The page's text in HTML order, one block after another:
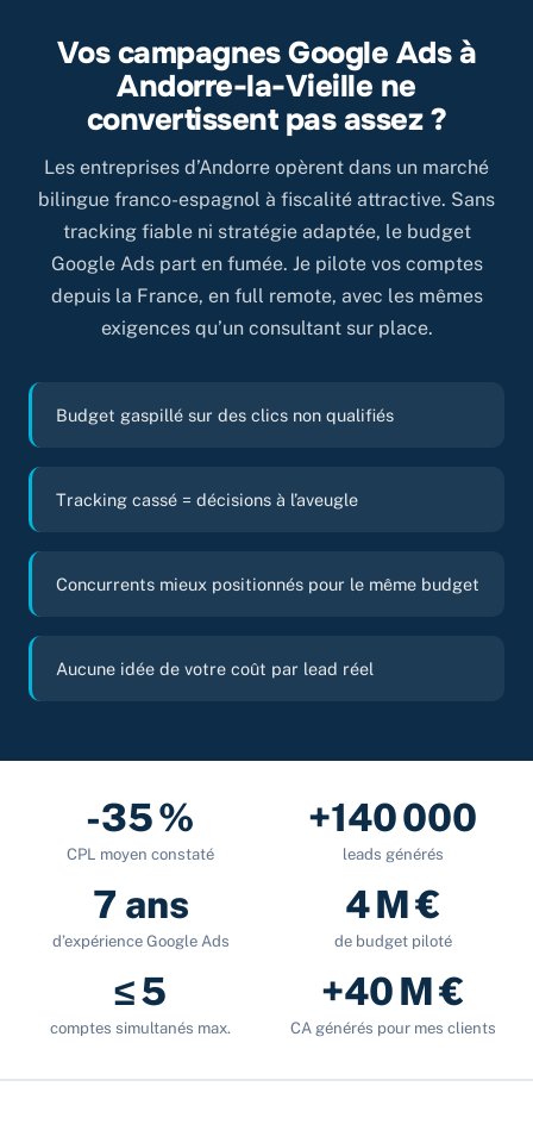
Vos campagnes Google Ads à
Andorre-la-Vieille ne
convertissent pas assez ?
Les entreprises d’Andorre opèrent dans un marché
bilingue franco-espagnol à fiscalité attractive. Sans
tracking fiable ni stratégie adaptée, le budget
Google Ads part en fumée. Je pilote vos comptes
depuis la France, en full remote, avec les mêmes
exigences qu’un consultant sur place.
Budget gaspillé sur des clics non qualifiés
Tracking cassé = décisions à l’aveugle
Concurrents mieux positionnés pour le même budget
Aucune idée de votre coût par lead réel
-35 %
CPL moyen constaté
+140 000
leads générés
7 ans
d’expérience Google Ads
4 M €
de budget piloté
≤ 5
comptes simultanés max.
+40 M €
CA générés pour mes clients